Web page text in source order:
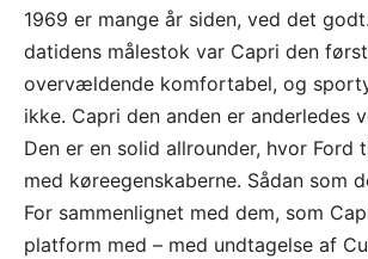
1969 er mange år siden, ved det
datidens målestok var Capri den
overvældende komfortabel, og
ikke. Capri den anden er anderledes
Den er en solid allrounder, hvor Ford
med køreegenskaberne. Sådan som
For sammenlignet med dem, som
platform med – med undtagelse af